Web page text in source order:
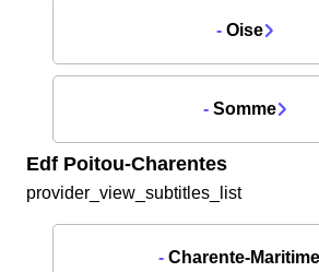
-Oise
-Somme
Edf Poitou-Charentes
provider_view_subtitles_list
- Charente-Maritime